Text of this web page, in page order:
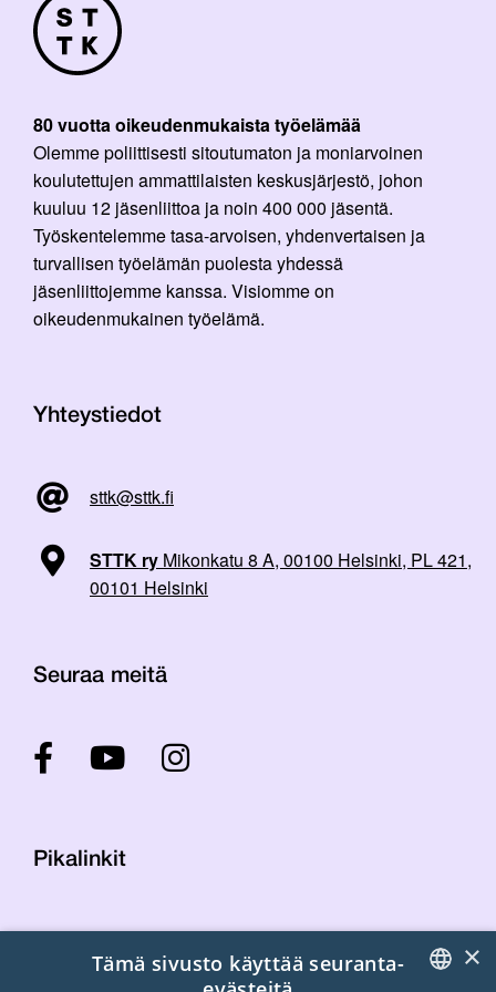
80 vuotta oikeudenmukaista työelämää
Olemme poliittisesti sitoutumaton ja moniarvoinen
koulutettujen ammattilaisten keskusjärjestö, johon
kuuluu 12 jäsenliittoa ja noin 400 000 jäsentä.
Työskentelemme tasa-arvoisen, yhdenvertaisen ja
turvallisen työelämän puolesta yhdessä
jäsenliittojemme kanssa. Visiomme on
oikeudenmukainen työelämä.
Yhteystiedot
sttk@sttk.fi
STTK ry Mikonkatu 8 A, 00100 Helsinki, PL 421,
00101 Helsinki
Seuraa meitä
Pikalinkit
Laskutustiedot
×
Tämä sivusto käyttää seuranta-